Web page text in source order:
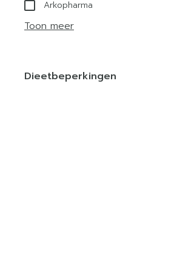
Arkopharma
Toon meer
Dieetbeperkingen